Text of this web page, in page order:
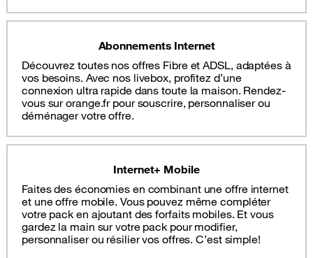
Abonnements Internet
Découvrez toutes nos offres Fibre et ADSL, adaptées à
vos besoins. Avec nos livebox, profitez d’une
connexion ultra rapide dans toute la maison. Rendez-
vous sur orange.fr pour souscrire, personnaliser ou
déménager votre offre.
Internet+ Mobile
Faites des économies en combinant une offre internet
et une offre mobile. Vous pouvez même compléter
votre pack en ajoutant des forfaits mobiles. Et vous
gardez la main sur votre pack pour modifier,
personnaliser ou résilier vos offres. C’est simple!